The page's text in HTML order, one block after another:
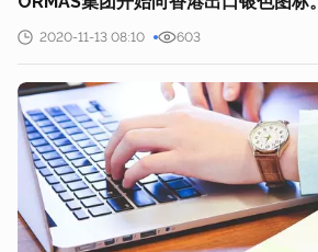
2020-11-13 08:10 603